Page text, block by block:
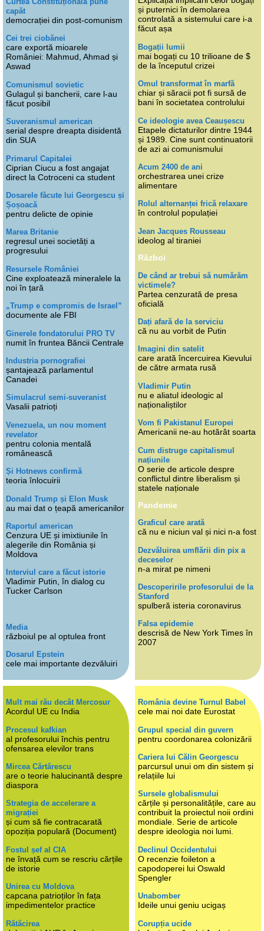
capăt
democrației din post-comunism
Cei trei ciobănei
care exportă mioarele
României: Mahmud, Ahmad și
Aswad
Comunismul sovietic
Gulagul și bancherii, care l-au
făcut posibil
Suveranismul american
serial despre dreapta disidentă
din SUA
Primarul Capitalei
Ciprian Ciucu a fost angajat
direct la Cotroceni ca student
Dosarele făcute lui Georgescu și
Șoșoacă
pentru delicte de opinie
Marea Britanie
regresul unei societăți a
progresului
Resursele României
Cine exploatează mineralele la
noi în țară
„Trump e compromis de Israel”
documente ale FBI
Ginerele fondatorului PRO TV
numit în fruntea Băncii Centrale
Industria pornografiei
șantajează parlamentul
Canadei
Simulacrul semi-suveranist
Vasalii patrioți
Venezuela, un nou moment
revelator
pentru colonia mentală
românească
Și Hotnews confirmă
teoria înlocuirii
Donald Trump și Elon Musk
au mai dat o țeapă americanilor
Raportul american
Cenzura UE și imixtiunile în
alegerile din România și
Moldova
Interviul care a făcut istorie
Vladimir Putin, în dialog cu
Tucker Carlson
Media
războiul pe al optulea front
Dosarul Epstein
cele mai importante dezvăluiri
și puternici în demolarea
controlată a sistemului care i-a
făcut așa
Bogații lumii
mai bogați cu 10 trilioane de $
de la începutul crizei
Omul transformat în marfă
chiar și săracii pot fi sursă de
bani în societatea controlului
Ce ideologie avea Ceaușescu
Etapele dictaturilor dintre 1944
și 1989. Cine sunt continuatorii
de azi ai comunismului
Acum 2400 de ani
orchestrarea unei crize
alimentare
Rolul alternanței frică relaxare
în controlul populației
Jean Jacques Rousseau
ideolog al tiraniei
Război
De când ar trebui să numărăm
victimele?
Partea cenzurată de presa
oficială
Dați afară de la serviciu
că nu au vorbit de Putin
Imagini din satelit
care arată încercuirea Kievului
de către armata rusă
Vladimir Putin
nu e aliatul ideologic al
naționaliștilor
Vom fi Pakistanul Europei
Americanii ne-au hotărât soarta
Cum distruge capitalismul
națiunile
O serie de articole despre
conflictul dintre liberalism și
statele naționale
Pandemie
Graficul care arată
că nu e niciun val și nici n-a fost
Dezvăluirea umflării din pix a
deceselor
n-a mirat pe nimeni
Descoperirile profesorului de la
Stanford
spulberă isteria coronavirus
Falsa epidemie
descrisă de New York Times în
2007
Mult mai rău decât Mercosur
Acordul UE cu India
Procesul kafkian
al profesorului închis pentru
ofensarea elevilor trans
Mircea Cărtărescu
are o teorie halucinantă despre
diaspora
Strategia de accelerare a
migrației
și cum să fie contracarată
opoziția populară (Document)
Fostul șef al CIA
ne învață cum se rescriu cărțile
de istorie
Unirea cu Moldova
capcana patrioților în fața
impedimentelor practice
Rătăcirea
România devine Turnul Babel
cele mai noi date Eurostat
Grupul special din guvern
pentru coordonarea colonizării
Cariera lui Călin Georgescu
parcursul unui om din sistem și
relațiile lui
Sursele globalismului
cărțile și personalitățile, care au
contribuit la proiectul noii ordini
mondiale. Serie de articole
despre ideologia noi lumi.
Declinul Occidentului
O recenzie foileton a
capodoperei lui Oswald
Spengler
Unabomber
Ideile unui geniu ucigaș
Corupția ucide